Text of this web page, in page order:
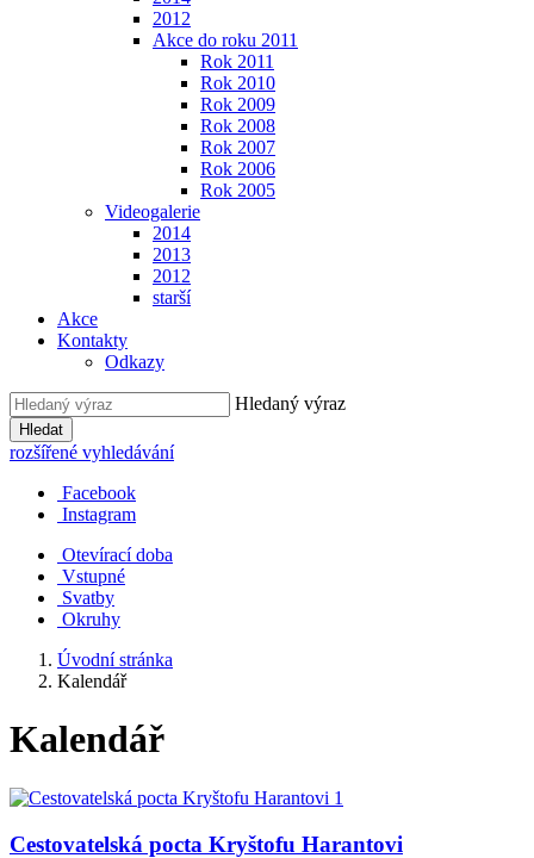
2012
Akce do roku 2011
Rok 2011
Rok 2010
Rok 2009
Rok 2008
Rok 2007
Rok 2006
Rok 2005
Videogalerie
2014
2013
2012
starší
Akce
Kontakty
Odkazy
Hledaný výraz
Hledat
rozšířené vyhledávání
Facebook
Instagram
Otevírací doba
Vstupné
Svatby
Okruhy
Úvodní stránka
Kalendář
Kalendář
Cestovatelská pocta Kryštofu Harantovi